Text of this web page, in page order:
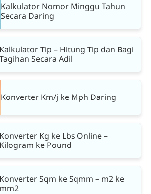
Kalkulator Nomor Minggu Tahun
Secara Daring
Kalkulator Tip – Hitung Tip dan Bagi
Tagihan Secara Adil
Konverter Km/j ke Mph Daring
Konverter Kg ke Lbs Online –
Kilogram ke Pound
Konverter Sqm ke Sqmm – m2 ke
mm2